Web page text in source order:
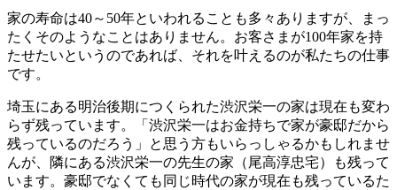
家の寿命は40～50年といわれることも多々ありますが、まっ
たくそのようなことはありません。お客さまが100年家を持
たせたいというのであれば、それを叶えるのが私たちの仕事
です。
埼玉にある明治後期につくられた渋沢栄一の家は現在も変わ
らず残っています。「渋沢栄一はお金持ちで家が豪邸だから
残っているのだろう」と思う方もいらっしゃるかもしれませ
んが、隣にある渋沢栄一の先生の家（尾高淳忠宅）も残って
います。豪邸でなくても同じ時代の家が現在も残っているた